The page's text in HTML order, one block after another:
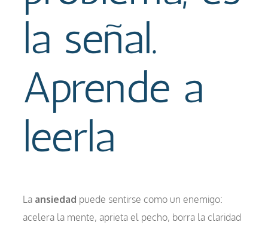
la señal.
Aprende a
leerla
La ansiedad puede sentirse como un enemigo:
acelera la mente, aprieta el pecho, borra la claridad